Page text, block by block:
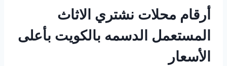
أرقام محلات نشتري الاثاث
المستعمل الدسمه بالكويت بأعلى
الأسعار